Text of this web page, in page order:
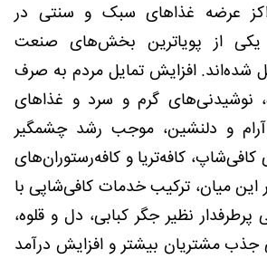
عرضه غذاهای سبک و سنتی در
یکی از پویاترین بخش‌های صنعت
شده‌اند. افزایش تمایل مردم به صرف
نوشیدنی‌های گرم و سرد و غذاهای
و دلنشین، موجب رشد چشمگیر
کافی‌شاپ، کافه‌تریا و کافه‌رستوران‌های
میان، ترکیب خدمات کافی‌شاپی با
نظیر جگر کبابی، دل و قلوه،
مشتریان بیشتر و افزایش درآمد